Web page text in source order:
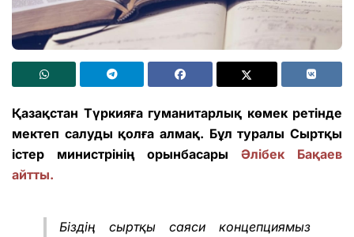
Қазақстан Түркияға гуманитарлық көмек ретінде
мектеп салуды қолға алмақ. Бұл туралы Сыртқы
істер министрінің орынбасары Әлібек Бақаев
айтты.
Біздің сыртқы саяси концепциямыз